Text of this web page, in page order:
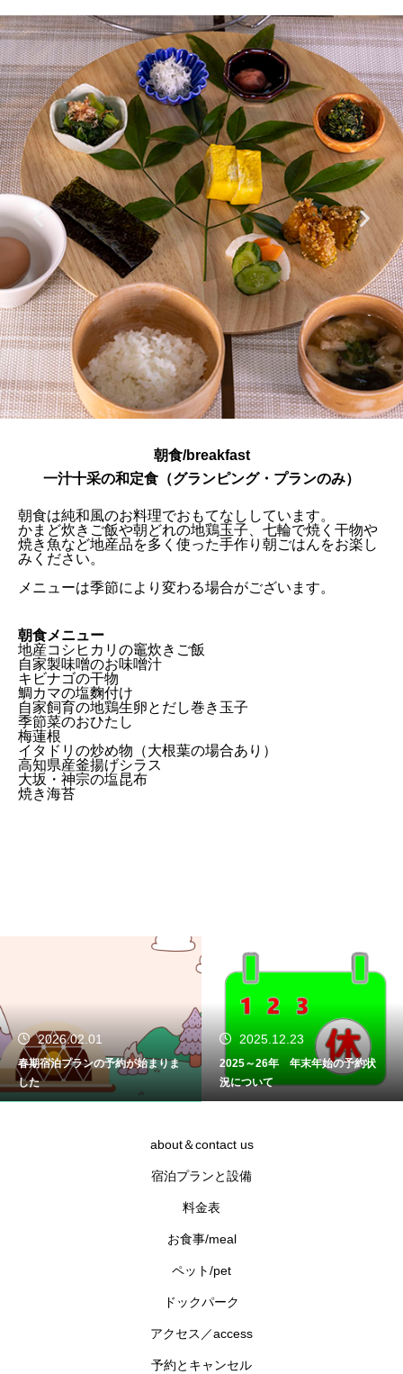
朝食/breakfast
一汁十采の和定食（グランピング・プランのみ）
朝食は純和風のお料理でおもてなししています。
かまど炊きご飯や朝どれの地鶏玉子、七輪で焼く干物や
焼き魚など地産品を多く使った手作り朝ごはんをお楽し
みください。
メニューは季節により変わる場合がございます。
朝食メニュー
地産コシヒカリの竈炊きご飯
自家製味噌のお味噌汁
キビナゴの干物
鯛カマの塩麴付け
自家飼育の地鶏生卵とだし巻き玉子
季節菜のおひたし
梅蓮根
イタドリの炒め物（大根葉の場合あり）
高知県産釜揚げシラス
大坂・神宗の塩昆布
焼き海苔
2025.12.23
2025～26年 年末年始の予約状
況について
2025.08.08
8月（８/９～19）の予約状況につ
いて
about＆contact us
宿泊プランと設備
料金表
お食事/meal
ペット/pet
ドックパーク
アクセス／access
予約とキャンセル